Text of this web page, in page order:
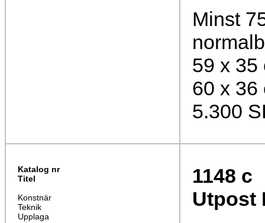
Minst
59 x 35
60 x 36
5.300
Katalog nr
Titel
Konstnär
Teknik
Upplaga
1148 c
Utpost